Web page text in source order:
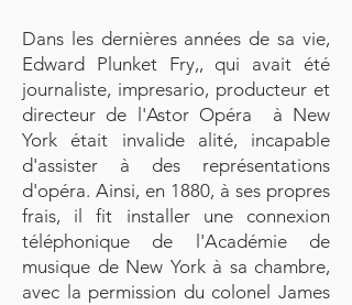
Dans les dernières années de sa vie,
Edward Plunket Fry,, qui avait été
journaliste, impresario, producteur et
directeur de l'Astor Opéra à New
York était invalide alité, incapable
d'assister à des représentations
d'opéra. Ainsi, en 1880, à ses propres
frais, il fit installer une connexion
téléphonique de l'Académie de
musique de New York à sa chambre,
avec la permission du colonel James